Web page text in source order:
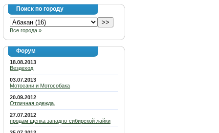
Поиск по городу
Все города »
Форум
18.08.2013
Вездеход
03.07.2013
Мотосани и Мотособака
20.09.2012
Отличная одежда.
27.07.2012
продам щенка западно-сибирской лайки